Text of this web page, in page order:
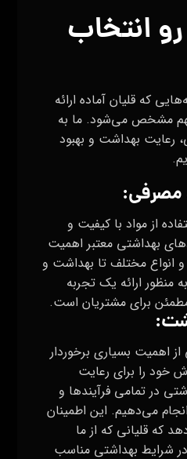
انتخاب
که قلیان آماده ارائه
مشخص می‌شود. ما به
رعایت بهداشت و بهبود
مصرفی:
از مواد با کیفیت و
بهداشتی معتبر اهمیت
مختلف تا بهداشت و
منظور ارائه یک تجربه
برای مشتریان است.
:
اهمیت بسیاری برخوردار
خود را برای رعایت
در تمامی فرآیندها و
می‌دهیم. این اطمینان
که قلیانی که از ما
شرایط بهداشتی مناسب